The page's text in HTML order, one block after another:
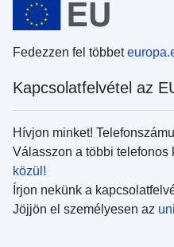
Fedezzen fel többet
Kapcsolatfelvétel az
Hívjon minket!
Válasszon a többi telefonos
közül!
Írjon nekünk a
Jöjjön el személyesen az